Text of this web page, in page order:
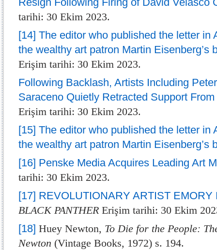
tarihi: 30 Ekim 2023.
[14] The editor who published the letter in
the wealthy art patron Martin Eisenberg’s
Erişim tarihi: 30 Ekim 2023.
Following Backlash, Artists Including
Saraceno Quietly Retracted Support
Erişim tarihi: 30 Ekim 2023.
[15] The editor who published the letter in
the wealthy art patron Martin Eisenberg’s
[16] Penske Media Acquires Leading Art
tarihi: 30 Ekim 2023.
[17] REVOLUTIONARY ARTIST
BLACK PANTHER Erişim tarihi: 30 Ekim
[18] Huey Newton, To Die for the People:
Newton (Vintage Books, 1972) s. 194.